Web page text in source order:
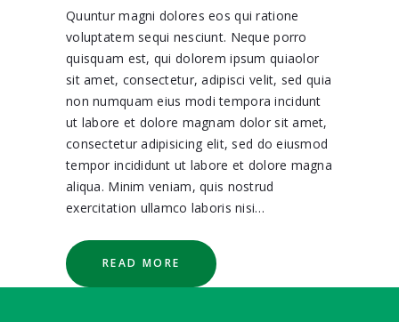
Quuntur magni dolores eos qui ratione
voluptatem sequi nesciunt. Neque porro
quisquam est, qui dolorem ipsum quiaolor
sit amet, consectetur, adipisci velit, sed quia
non numquam eius modi tempora incidunt
ut labore et dolore magnam dolor sit amet,
consectetur adipisicing elit, sed do eiusmod
tempor incididunt ut labore et dolore magna
aliqua. Minim veniam, quis nostrud
exercitation ullamco laboris nisi…
READ MORE